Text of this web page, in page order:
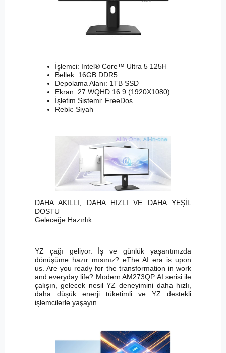
İşlemci: Intel® Core™ Ultra 5 125H
Bellek: 16GB DDR5
Depolama Alanı: 1TB SSD
Ekran: 27 WQHD 16:9 (1920X1080)
İşletim Sistemi: FreeDos
Rebk: Siyah
DAHA AKILLI, DAHA HIZLI VE DAHA YEŞİL
DOSTU
Geleceğe Hazırlık
YZ çağı geliyor. İş ve günlük yaşantınızda
dönüşüme hazır mısınız? eThe AI era is upon
us. Are you ready for the transformation in work
and everyday life? Modern AM273QP AI serisi ile
çalışın, gelecek nesil YZ deneyimini daha hızlı,
daha düşük enerji tüketimli ve YZ destekli
işlemcilerle yaşayın.